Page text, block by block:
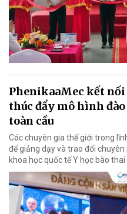
PhenikaaMec kết nối
thúc đẩy mô hình
toàn cầu
Các chuyên gia thế giới trong
để giảng dạy và trao đổi
khoa học quốc tế Y học bào